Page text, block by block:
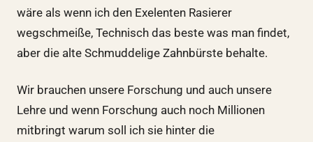
wäre als wenn ich den Exelenten Rasierer
wegschmeiße, Technisch das beste was man findet,
aber die alte Schmuddelige Zahnbürste behalte.
Wir brauchen unsere Forschung und auch unsere
Lehre und wenn Forschung auch noch Millionen
mitbringt warum soll ich sie hinter die